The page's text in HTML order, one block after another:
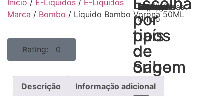
Escolha
por
tipos
de
Sabor
Tabaco
Frutas
Bebidas
Frescos
Sobremesas
Escolha
por
país
de
origem
Portugal
Alemanha
USA
Reino
Unido
Canadá
França
Malásia
Filipinas
Espanha
Polónia
Grécia
Início / E-Liquidos / E-Liquidos
Marca / Bombo / Líquido Bombo Vorona 50ML
Rating: 0
Descrição Informação adicional